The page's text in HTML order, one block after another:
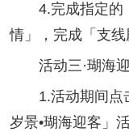
4.完成指定的「
情」，完成「支线
活动三·瑚海
1.活动期间点击
岁景•瑚海迎客」